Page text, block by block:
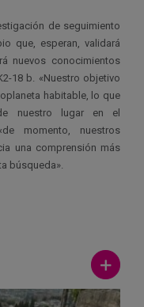
de seguimiento
que, esperan, validará
nuevos conocimientos
18 b. «Nuestro objetivo
habitable, lo que
nuestro lugar en el
momento, nuestros
una comprensión más
búsqueda».
Ver más